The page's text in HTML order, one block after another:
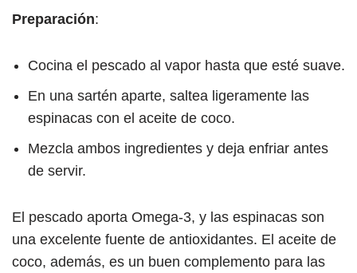
Preparación:
Cocina el pescado al vapor hasta que esté suave.
En una sartén aparte, saltea ligeramente las
espinacas con el aceite de coco.
Mezcla ambos ingredientes y deja enfriar antes
de servir.
El pescado aporta Omega-3, y las espinacas son
una excelente fuente de antioxidantes. El aceite de
coco, además, es un buen complemento para las